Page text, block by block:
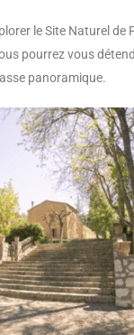
le Site Naturel de
pourrez vous
panoramique.